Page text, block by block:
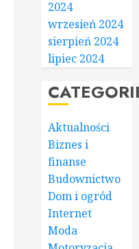
2024
wrzesień 2024
sierpień 2024
lipiec 2024
Aktualności
Biznes i
finanse
Budownictwo
Dom i ogród
Internet
Moda